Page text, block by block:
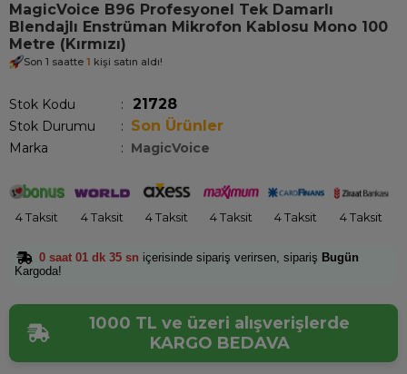
MagicVoice B96 Profesyonel Tek Damarlı
Blendajlı Enstrüman Mikrofon Kablosu Mono 100
Metre (Kırmızı)
Son 1 saatte 1 kişi satın aldı!
Stok Kodu 21728
Stok Durumu : Son Ürünler
Marka : MagicVoice
4 Taksit 4 Taksit 4 Taksit 4 Taksit 4 Taksit 4 Taksit
0 saat 01 dk 35 sn içerisinde sipariş verirsen, sipariş Bugün
Kargoda!
1000 TL ve üzeri alışverişlerde
KARGO BEDAVA